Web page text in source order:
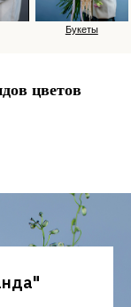
В коробках
цветов